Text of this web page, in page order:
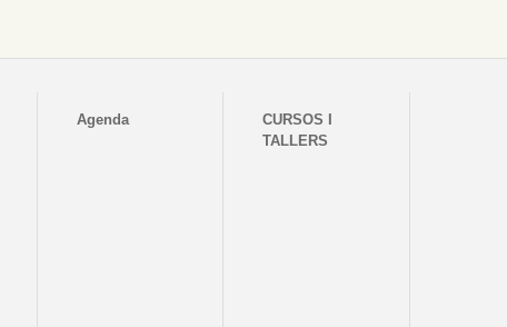
Agenda
CURSOS I
TALLERS